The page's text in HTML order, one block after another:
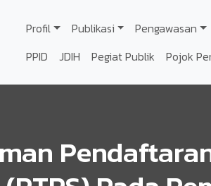
Profil
Publikasi Pengawasan
PPID
JDIH Pegiat Publik Pojok